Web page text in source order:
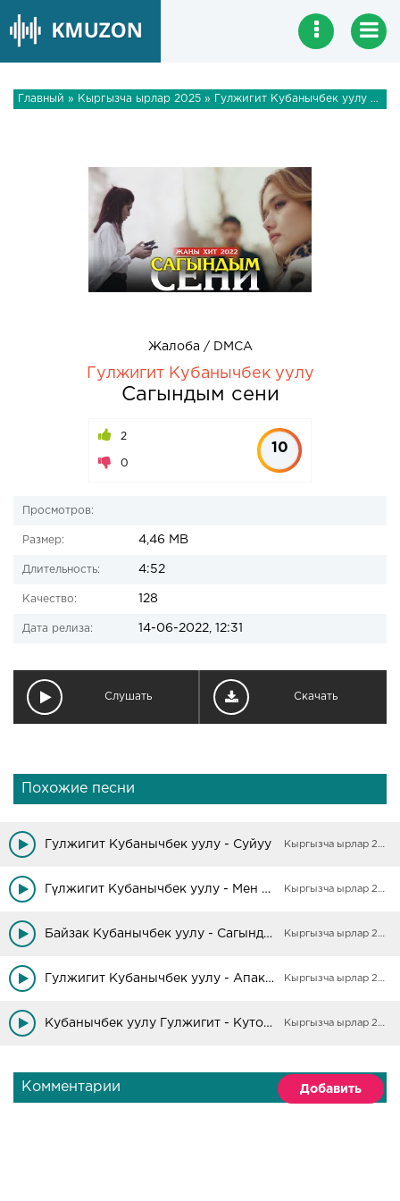
Главный » Кыргызча ырлар 2025 » Гулжигит Кубанычбек уулу - Сагындым сени
Жалоба / DMCA
Гулжигит Кубанычбек уулу
Сагындым сени
2
0
10
Просмотров:
Размер: 4,46 MB
Длительность: 4:52
Качество: 128
Дата релиза: 14-06-2022, 12:31
Слушать Скачать
Похожие песни
Гулжигит Кубанычбек уулу - Суйуу Кыргызча ырлар 2025
Гүлжигит Кубанычбек уулу - Мен сени сагындым ай Кыргызча ырлар 2025
Байзак Кубанычбек уулу - Сагындым туулган жер сени Кыргызча ырлар 2025
Гулжигит Кубанычбек уулу - Апакем Кыргызча ырлар 2025
Кубанычбек уулу Гулжигит - Кутом сени Кыргызча ырлар 2025
Комментарии Добавить